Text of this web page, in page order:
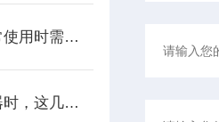
次氯酸钠发生器日常使用时需要注意哪些事项
使用次氯酸钠发生器时，这几点得注意！